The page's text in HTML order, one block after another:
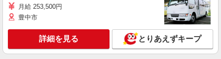
月給 253,500円
豊中市
詳細を見る とりあえずキープ